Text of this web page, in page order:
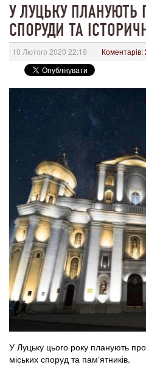
У ЛУЦЬКУ ПЛАНУЮТЬ
СПОРУДИ ТА
10 Лютого 2020 22:19 Коментарів:
У Луцьку цього року планують
міських споруд та пам‘ятників.